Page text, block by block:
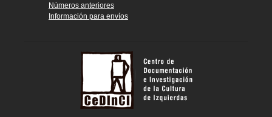
Números anteriores
Información para envíos